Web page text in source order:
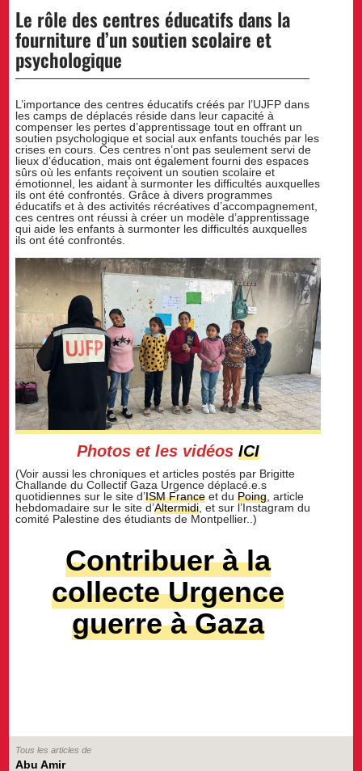
Le rôle des centres éducatifs dans la
fourniture d’un soutien scolaire et
psychologique
L’importance des centres éducatifs créés par l’UJFP dans
les camps de déplacés réside dans leur capacité à
compenser les pertes d’apprentissage tout en offrant un
soutien psychologique et social aux enfants touchés par les
crises en cours. Ces centres n’ont pas seulement servi de
lieux d’éducation, mais ont également fourni des espaces
sûrs où les enfants reçoivent un soutien scolaire et
émotionnel, les aidant à surmonter les difficultés auxquelles
ils ont été confrontés. Grâce à divers programmes
éducatifs et à des activités récréatives d’accompagnement,
ces centres ont réussi à créer un modèle d’apprentissage
qui aide les enfants à surmonter les difficultés auxquelles
ils ont été confrontés.
Photos et les vidéos ICI
(Voir aussi les chroniques et articles postés par Brigitte
Challande du Collectif Gaza Urgence déplacé.e.s
quotidiennes sur le site d’ISM France et duPoing, article
hebdomadaire sur le site d’Altermidi, et sur l’Instagram du
comité Palestine des étudiants de Montpellier..)
Contribuer à la
collecte Urgence
guerre à Gaza
Tous les articles de
Abu Amir